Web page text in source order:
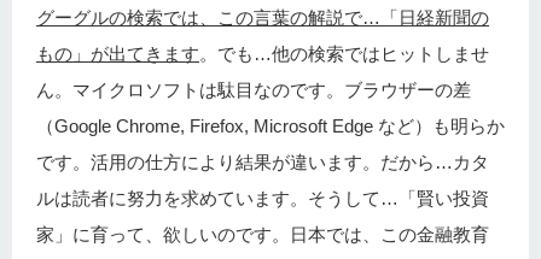
グーグルの検索では、この言葉の解説で…「日経新聞の
もの」が出てきます。でも…他の検索ではヒットしませ
ん。マイクロソフトは駄目なのです。ブラウザーの差
（Google Chrome, Firefox, Microsoft Edge など）も明らか
です。活用の仕方により結果が違います。だから…カタ
ルは読者に努力を求めています。そうして…「賢い投資
家」に育って、欲しいのです。日本では、この金融教育